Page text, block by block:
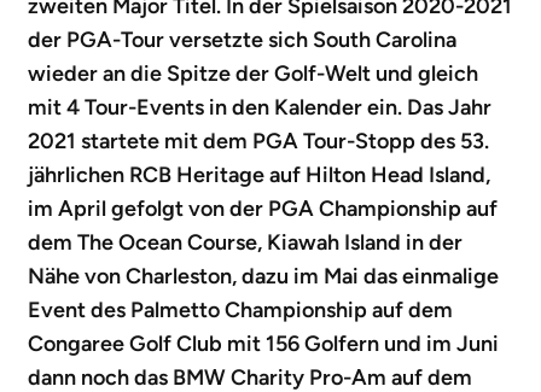
zweiten Major Titel. In der Spielsaison 2020-2021
der PGA-Tour versetzte sich South Carolina
wieder an die Spitze der Golf-Welt und gleich
mit 4 Tour-Events in den Kalender ein. Das Jahr
2021 startete mit dem PGA Tour-Stopp des 53.
jährlichen RCB Heritage auf Hilton Head Island,
im April gefolgt von der PGA Championship auf
dem The Ocean Course, Kiawah Island in der
Nähe von Charleston, dazu im Mai das einmalige
Event des Palmetto Championship auf dem
Congaree Golf Club mit 156 Golfern und im Juni
dann noch das BMW Charity Pro-Am auf dem